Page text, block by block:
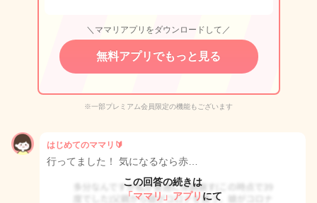
＼ママリアプリをダウンロードして／
無料アプリでもっと見る
※一部プレミアム会員限定の機能もございます
はじめてのママリ🔰
行ってました！ 気になるなら赤…
この回答の続きは
「ママリ」アプリ にて